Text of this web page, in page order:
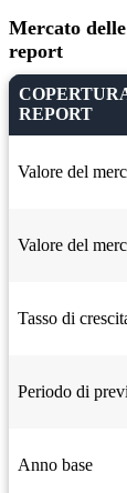
Mercato
report
REPORT
Valore del
Valore del
Tasso di
Periodo di
Anno base